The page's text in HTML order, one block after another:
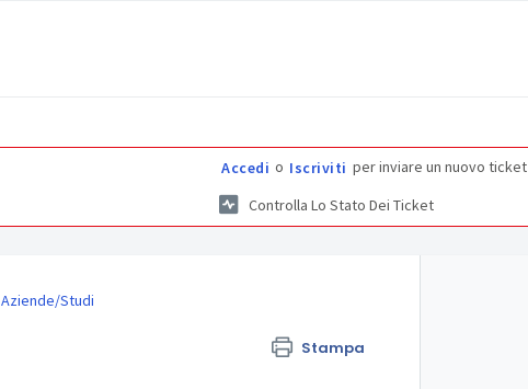
Accedi o Iscriviti per inviare un nuovo ticket
Controlla Lo Stato Dei Ticket
Aziende/Studi
Stampa